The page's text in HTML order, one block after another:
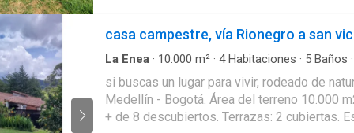
casa campestre, vía Rionegro a san
La Enea · 10.000 m² · 4Habitaciones · 5 Baños ·
si buscas un lugar para vivir, rodeado de
Medellín - Bogotá. Área del terreno 10.000
+ de 8 descubiertos. Terrazas: 2 cubiertas.